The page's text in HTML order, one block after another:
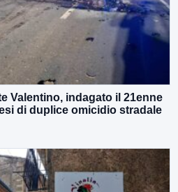
Valentino, indagato il 21enne
di duplice omicidio stradale